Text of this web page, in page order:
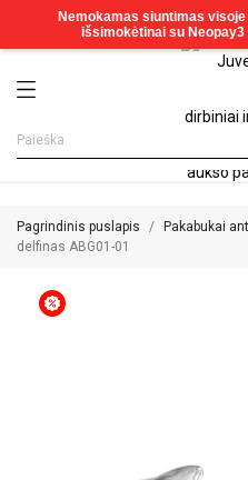
Pagrindinis puslapis Pakabukai
delfinas ABG01-01